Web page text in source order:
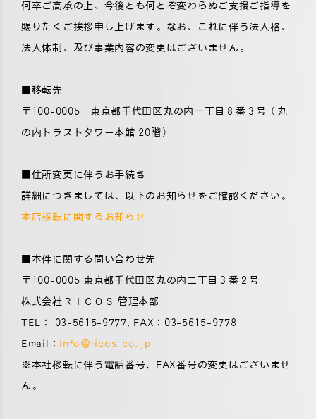
何卒ご高承の上、今後とも何とぞ変わらぬご支援ご指導を
賜りたくご挨拶申し上げます。なお、これに伴う法人格、
法人体制、及び事業内容の変更はございません。
■移転先
〒100-0005 東京都千代田区丸の内一丁目８番３号（丸
の内トラストタワー本館 20階）
■住所変更に伴うお手続き
詳細につきましては、以下のお知らせをご確認ください。
本店移転に関するお知らせ
■本件に関する問い合わせ先
〒100-0005 東京都千代田区丸の内二丁目３番２号
株式会社ＲＩＣＯＳ 管理本部
TEL： 03-5615-9777, FAX：03-5615-9778
Email： info@ricos.co.jp
※本社移転に伴う電話番号、FAX番号の変更はございませ
ん。